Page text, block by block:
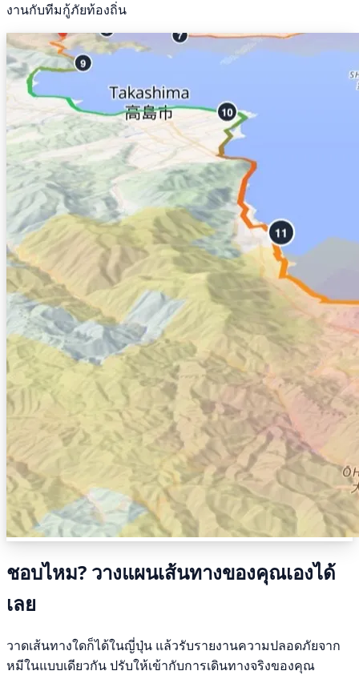
งานกับทีมกู้ภัยท้องถิ่น
ชอบไหม? วางแผนเส้นทางของคุณเองได้
เลย
วาดเส้นทางใดก็ได้ในญี่ปุ่น แล้วรับรายงานความปลอดภัยจาก
หมีในแบบเดียวกัน ปรับให้เข้ากับการเดินทางจริงของคุณ